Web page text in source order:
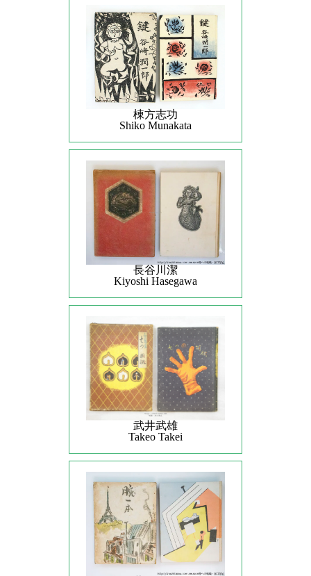
棟方志功
Shiko Munakata
長谷川潔
Kiyoshi Hasegawa
武井武雄
Takeo Takei